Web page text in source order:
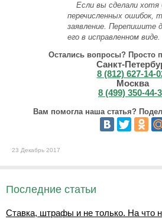
Если вы сделали хотя
перечисленных ошибок,
заявление. Перепишите
его в исправленном виде.
Остались вопросы? Просто
Санкт-
8 (812) 627-14-
Москва
8 (499) 350-44-
Вам помогла наша статья?
23 Декабрь 2017
Последние статьи
Ставка, штрафы и не только. На что